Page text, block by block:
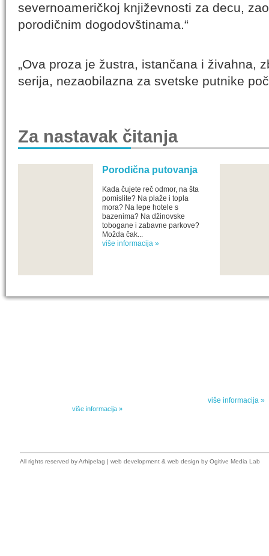
severnoameričkoj književnosti za decu,
porodičnim dogodovštinama.“
„Ova proza je žustra, istančana i živahna,
serija, nezaobilazna za svetske putnike
Za nastavak čitanja
Porodična putovanja
Kada čujete reč odmor, na šta
pomislite? Na plaže i topla
mora? Na lepe hotele s
bazenima? Na džinovske
tobogane i zabavne parkove?
Možda čak...
više informacija »
više informacija »
više informacija »
All rights reserved byArhipelag | web development & web design by Ogitive Media Lab